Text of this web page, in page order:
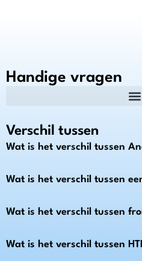
Handige vragen
Verschil tussen
Wat is het verschil tussen
Wat is het verschil tussen
Wat is het verschil tussen
Wat is het verschil tussen